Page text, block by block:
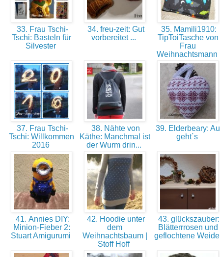
33. Frau Tschi-
Tschi: Basteln für
Silvester
34. freu-zeit: Gut
vorbereitet ...
35. Mamili1910:
TipToiTasche von
Frau
Weihnachtsmann
37. Frau Tschi-
Tschi: Willkommen
2016
38. Nähte von
Käthe: Manchmal ist
der Wurm drin...
39. Elderbeary:
geht´s
41. Annies DIY:
Minion-Fieber 2:
Stuart Amigurumi
42. Hoodie unter
dem
Weihnachtsbaum |
Stoff Hoff
43. glückszauber:
Blätterrrosen und
geflochtene